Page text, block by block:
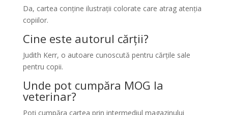
Da, cartea conține ilustrații colorate care atrag atenția
copiilor.
Cine este autorul cărții?
Judith Kerr, o autoare cunoscută pentru cărțile sale
pentru copii.
Unde pot cumpăra MOG la
veterinar?
Poți cumpăra cartea prin intermediul magazinului